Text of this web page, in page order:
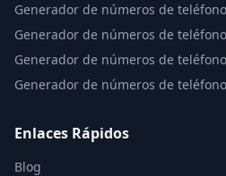
Generador de números de
Generador de números de
Generador de números de
Generador de números de
Enlaces Rápidos
Blog